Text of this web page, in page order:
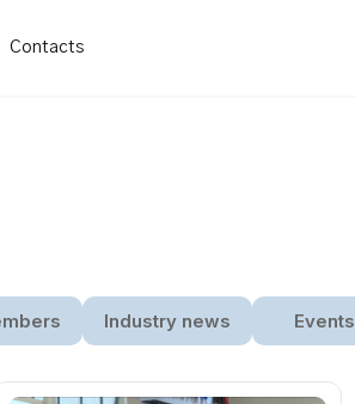
Contacts
Industry news Events